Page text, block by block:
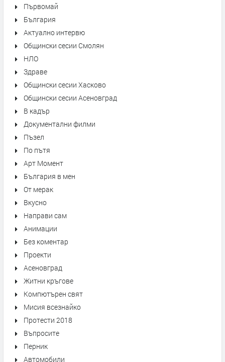
Първомай
България
Актуално интервю
Общински сесии Смолян
НЛО
Здраве
Общински сесии Хасково
Общински сесии Асеновград
В кадър
Документални филми
Пъзел
По пътя
Арт Момент
България в мен
От мерак
Вкусно
Направи сам
Анимации
Без коментар
Проекти
Асеновград
Житни кръгове
Компютърен свят
Мисия всезнайко
Протести 2018
Въпросите
Перник
Автомобили